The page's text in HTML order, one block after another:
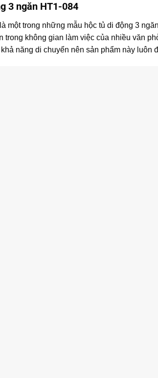
3 ngăn HT1-084
một trong những mẫu hộc tủ di động 3
trong không gian làm việc của nhiều văn
năng di chuyển nên sản phẩm này luôn